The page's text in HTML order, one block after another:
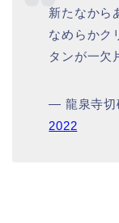
新たなから
なめらかク
タンが一欠
— 龍泉寺切
2022